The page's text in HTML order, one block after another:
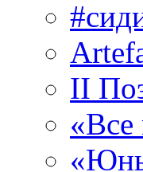
II
«Все